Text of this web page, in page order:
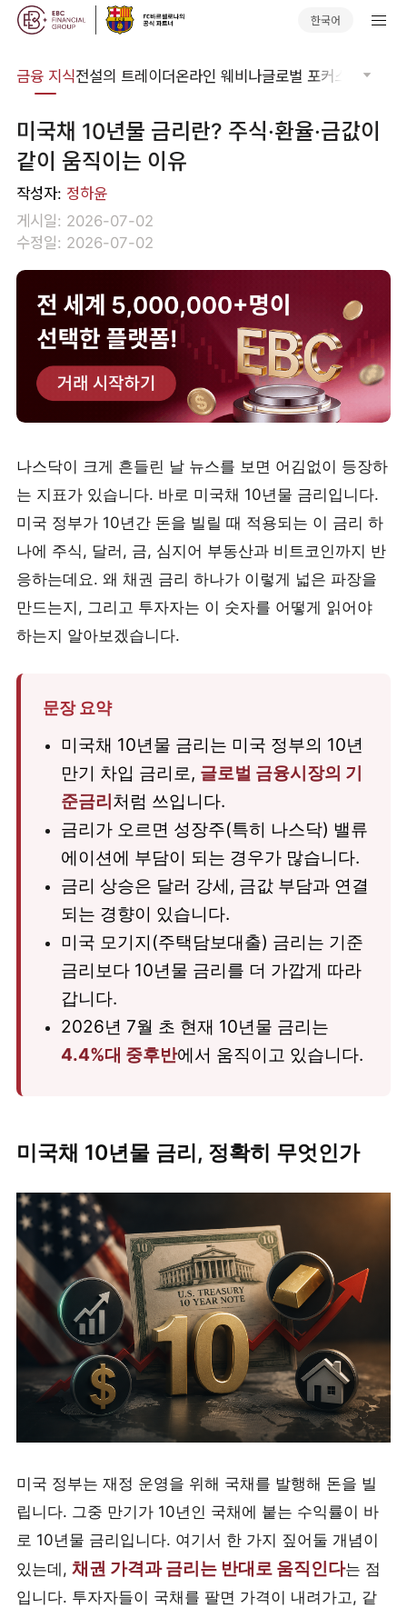
한국어
금융 지식전설의 트레이더온라인 웨비나글로벌 포커스 기술적
미국채 10년물 금리란? 주식·환율·금값이
같이 움직이는 이유
작성자: 정하윤
게시일: 2026-07-02
수정일: 2026-07-02
나스닥이 크게 흔들린 날 뉴스를 보면 어김없이 등장하
는 지표가 있습니다. 바로 미국채 10년물 금리입니다.
미국 정부가 10년간 돈을 빌릴 때 적용되는 이 금리 하
나에 주식, 달러, 금, 심지어 부동산과 비트코인까지 반
응하는데요. 왜 채권 금리 하나가 이렇게 넓은 파장을
만드는지, 그리고 투자자는 이 숫자를 어떻게 읽어야
하는지 알아보겠습니다.
문장 요약
미국채 10년물 금리는 미국 정부의 10년
만기 차입 금리로, 글로벌 금융시장의 기
준금리처럼 쓰입니다.
금리가 오르면 성장주(특히 나스닥) 밸류
에이션에 부담이 되는 경우가 많습니다.
금리 상승은 달러 강세, 금값 부담과 연결
되는 경향이 있습니다.
미국 모기지(주택담보대출) 금리는 기준
금리보다 10년물 금리를 더 가깝게 따라
갑니다.
2026년 7월 초 현재 10년물 금리는
4.4%대 중후반에서 움직이고 있습니다.
미국채 10년물 금리, 정확히 무엇인가
미국 정부는 재정 운영을 위해 국채를 발행해 돈을 빌
립니다. 그중 만기가 10년인 국채에 붙는 수익률이 바
로 10년물 금리입니다. 여기서 한 가지 짚어둘 개념이
있는데, 채권 가격과 금리는 반대로 움직인다는 점
입니다. 투자자들이 국채를 팔면 가격이 내려가고, 같